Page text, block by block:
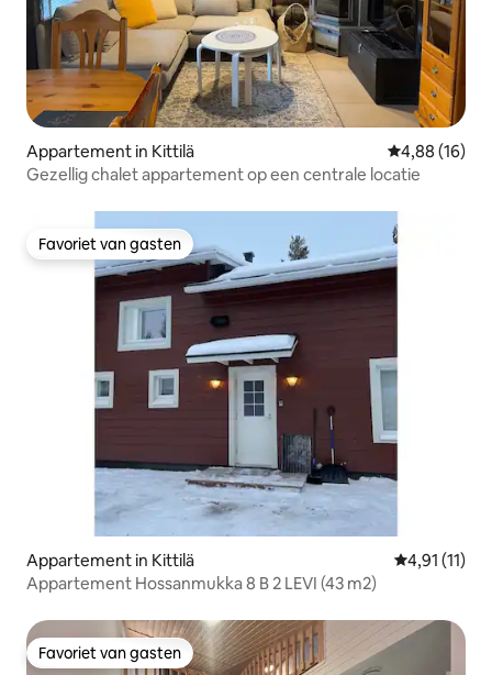
Appartement in Kittilä Gemiddelde
4,88 (16)
Gezellig chalet appartement op een centrale locatie
Favoriet van gasten
Favoriet van gasten
Appartement in Kittilä Gemiddelde
4,91 (11)
Appartement Hossanmukka 8 B 2 LEVI (43 m2)
Favoriet van gasten
Favoriet van gasten